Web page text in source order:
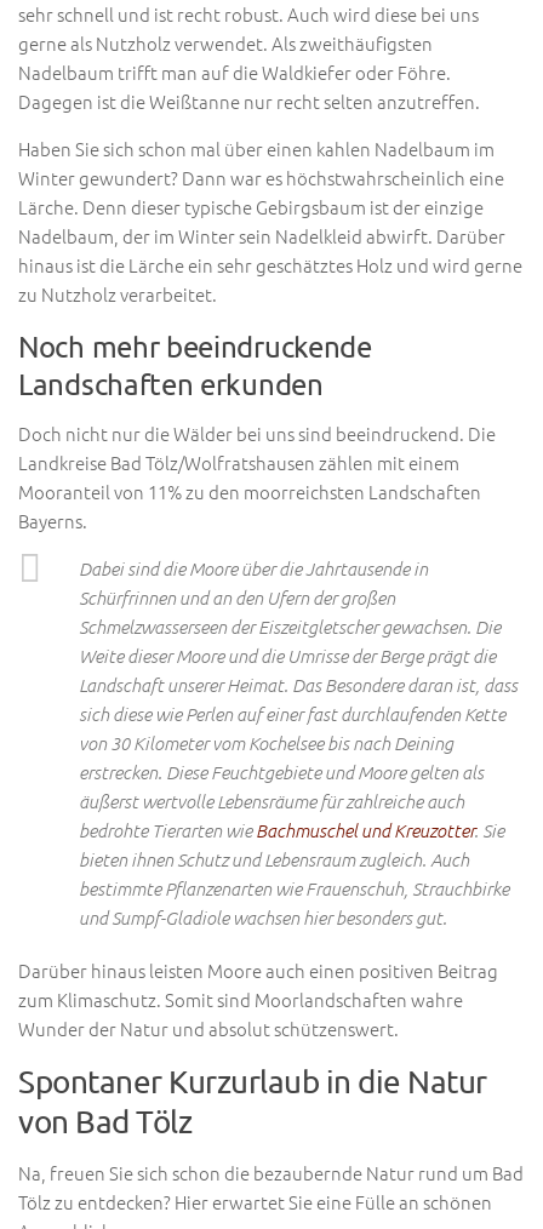
sehr schnell und ist recht robust. Auch wird diese bei uns
gerne als Nutzholz verwendet. Als zweithäufigsten
Nadelbaum trifft man auf die Waldkiefer oder Föhre.
Dagegen ist die Weißtanne nur recht selten anzutreffen.
Haben Sie sich schon mal über einen kahlen Nadelbaum im
Winter gewundert? Dann war es höchstwahrscheinlich eine
Lärche. Denn dieser typische Gebirgsbaum ist der einzige
Nadelbaum, der im Winter sein Nadelkleid abwirft. Darüber
hinaus ist die Lärche ein sehr geschätztes Holz und wird gerne
zu Nutzholz verarbeitet.
Noch mehr beeindruckende
Landschaften erkunden
Doch nicht nur die Wälder bei uns sind beeindruckend. Die
Landkreise Bad Tölz/Wolfratshausen zählen mit einem
Mooranteil von 11% zu den moorreichsten Landschaften
Bayerns.
Dabei sind die Moore über die Jahrtausende in
Schürfrinnen und an den Ufern der großen
Schmelzwasserseen der Eiszeitgletscher gewachsen. Die
Weite dieser Moore und die Umrisse der Berge prägt die
Landschaft unserer Heimat. Das Besondere daran ist, dass
sich diese wie Perlen auf einer fast durchlaufenden Kette
von 30 Kilometer vom Kochelsee bis nach Deining
erstrecken. Diese Feuchtgebiete und Moore gelten als
äußerst wertvolle Lebensräume für zahlreiche auch
bedrohte Tierarten wieBachmuschel und Kreuzotter. Sie
bieten ihnen Schutz und Lebensraum zugleich. Auch
bestimmte Pflanzenarten wie Frauenschuh, Strauchbirke
und Sumpf-Gladiole wachsen hier besonders gut.
Darüber hinaus leisten Moore auch einen positiven Beitrag
zum Klimaschutz. Somit sind Moorlandschaften wahre
Wunder der Natur und absolut schützenswert.
Spontaner Kurzurlaub in die Natur
von Bad Tölz
Na, freuen Sie sich schon die bezaubernde Natur rund um Bad
Tölz zu entdecken? Hier erwartet Sie eine Fülle an schönen